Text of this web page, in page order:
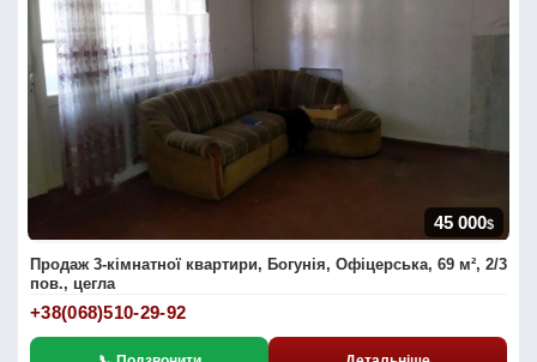
45 000$
Продаж 3-кімнатної квартири, Богунія, Офіцерська, 69 м², 2/3
пов., цегла
+38(068)510-29-92